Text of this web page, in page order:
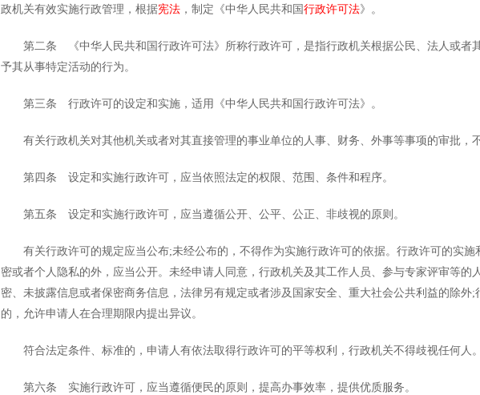
政机关有效实施行政管理，根据宪法 ，制定《中华人民共和国 行政许可法》。
第二条 《中华人民共和国行政许可法》所称行政许可，是指行政机关根据公民、法人或者
予其从事特定活动的行为。
第三条 行政许可的设定和实施，适用《中华人民共和国行政许可法》。
有关行政机关对其他机关或者对其直接管理的事业单位的人事、财务、外事等事项的审批，不
第四条 设定和实施行政许可，应当依照法定的权限、范围、条件和程序。
第五条 设定和实施行政许可，应当遵循公开、公平、公正、非歧视的原则。
有关行政许可的规定应当公布;未经公布的，不得作为实施行政许可的依据。行政许可的实施
密或者个人隐私的外，应当公开。未经申请人同意，行政机关及其工作人员、参与专家评审等的
密、未披露信息或者保密商务信息，法律另有规定或者涉及国家安全、重大社会公共利益的除外
的，允许申请人在合理期限内提出异议。
符合法定条件、标准的，申请人有依法取得行政许可的平等权利，行政机关不得歧视任何人。
第六条 实施行政许可，应当遵循便民的原则，提高办事效率，提供优质服务。